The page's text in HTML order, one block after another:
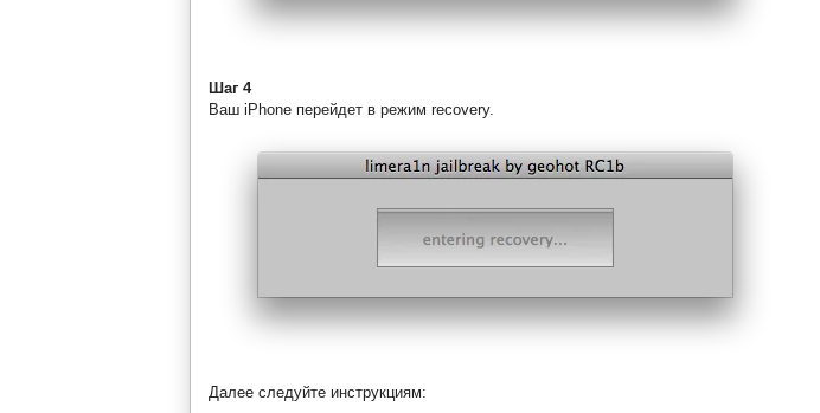
Шаг 4
Ваш iPhone перейдет в режим recovery.
Далее следуйте инструкциям: